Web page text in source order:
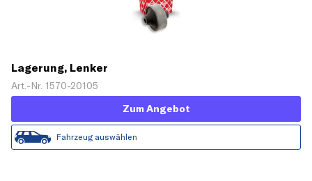
Lagerung, Lenker
Art.-Nr. 1570-20105
Zum Angebot
Fahrzeug auswählen